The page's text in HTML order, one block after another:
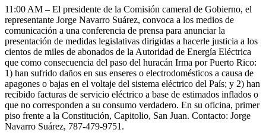
11:00 AM – El presidente de la Comisión cameral de Gobierno, el
representante Jorge Navarro Suárez, convoca a los medios de
comunicación a una conferencia de prensa para anunciar la
presentación de medidas legislativas dirigidas a hacerle justicia a los
cientos de miles de abonados de la Autoridad de Energía Eléctrica
que como consecuencia del paso del huracán Irma por Puerto Rico:
1) han sufrido daños en sus enseres o electrodomésticos a causa de
apagones o bajas en el voltaje del sistema eléctrico del País; y 2) han
recibido facturas de servicio eléctrico a base de estimados inflados o
que no corresponden a su consumo verdadero. En su oficina, primer
piso frente a la Constitución, Capitolio, San Juan. Contacto: Jorge
Navarro Suárez, 787-479-9751.